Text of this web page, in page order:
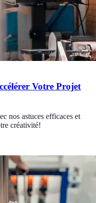
Votre Projet
nos astuces efficaces et
créativité!